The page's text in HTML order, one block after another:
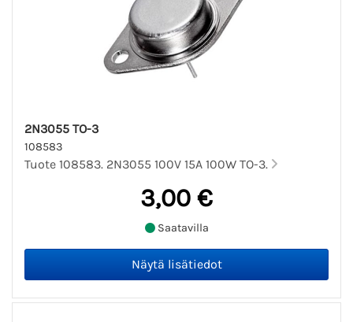
2N3055 TO-3
108583
Tuote 108583. 2N3055 100V 15A 100W TO-3.
3,00 €
Saatavilla